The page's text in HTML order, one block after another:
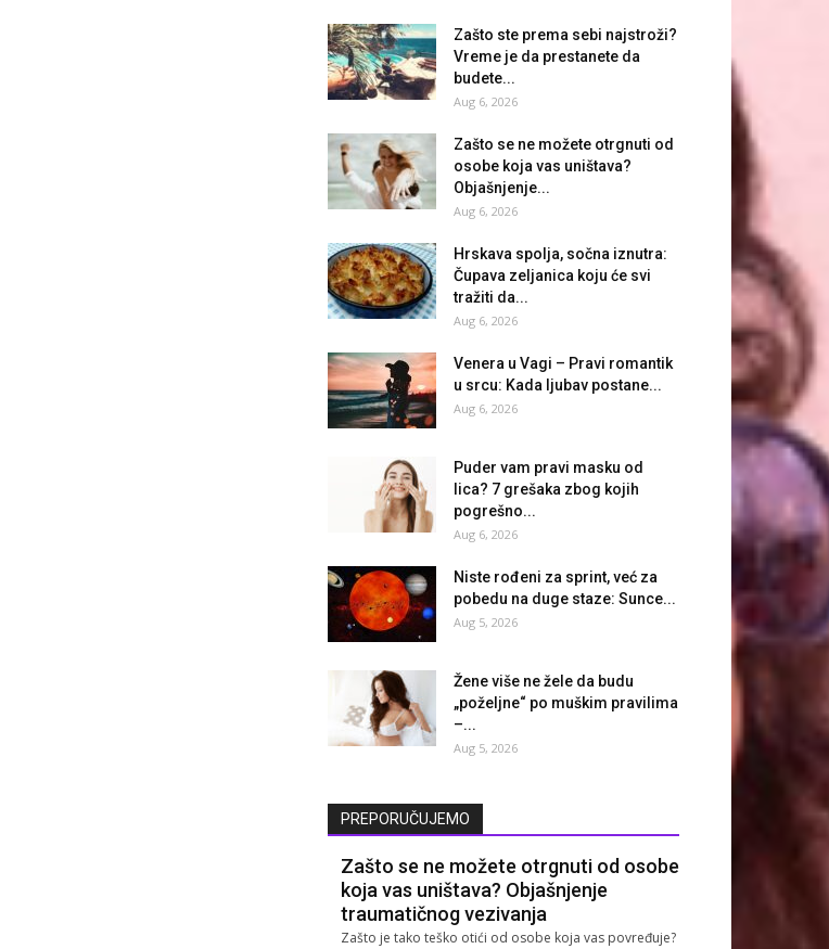
Zašto ste prema sebi najstroži?
Vreme je da prestanete da
budete...
Aug 6, 2026
Zašto se ne možete otrgnuti od
osobe koja vas uništava?
Objašnjenje...
Aug 6, 2026
Hrskava spolja, sočna iznutra:
Čupava zeljanica koju će svi
tražiti da...
Aug 6, 2026
Venera u Vagi – Pravi romantik
u srcu: Kada ljubav postane...
Aug 6, 2026
Puder vam pravi masku od
lica? 7 grešaka zbog kojih
pogrešno...
Aug 6, 2026
Niste rođeni za sprint, već za
pobedu na duge staze: Sunce...
Aug 5, 2026
Žene više ne žele da budu
„poželjne“ po muškim pravilima
–...
Aug 5, 2026
PREPORUČUJEMO
Zašto se ne možete otrgnuti od osobe
koja vas uništava? Objašnjenje
traumatičnog vezivanja
Zašto je tako teško otići od osobe koja vas povređuje?